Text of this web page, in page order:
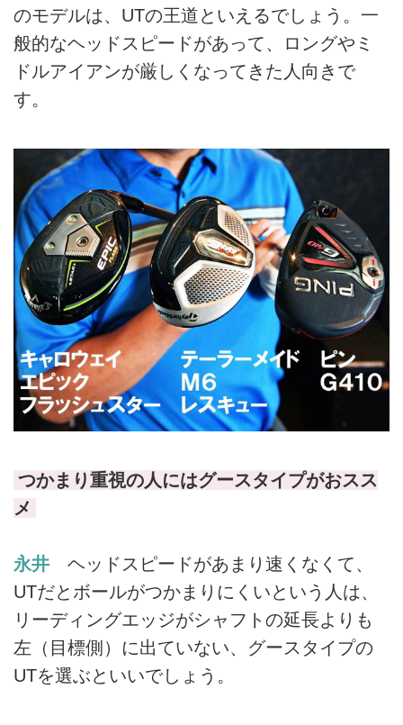
のモデルは、UTの王道といえるでしょう。一
般的なヘッドスピードがあって、ロングやミ
ドルアイアンが厳しくなってきた人向きで
す。
つかまり重視の人にはグースタイプがおスス
メ
永井 ヘッドスピードがあまり速くなくて、
UTだとボールがつかまりにくいという人は、
リーディングエッジがシャフトの延長よりも
左（目標側）に出ていない、グースタイプの
UTを選ぶといいでしょう。